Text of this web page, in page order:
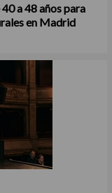
a 48 años para
en Madrid